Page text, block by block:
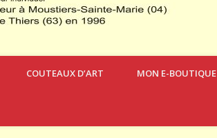
COUTEAUX D’ART MON E-BOUTIQUE